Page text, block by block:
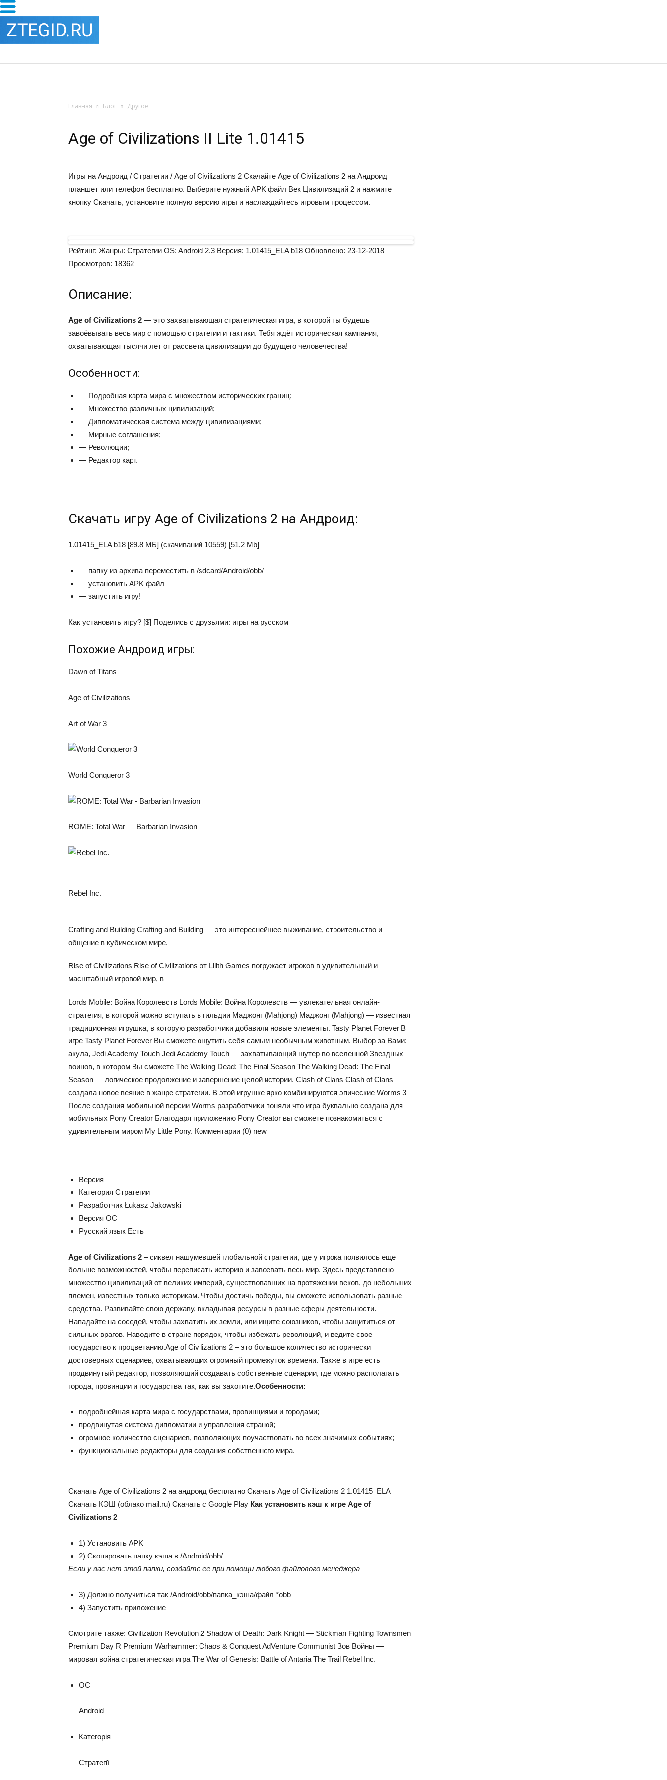
Главная Блог Другое
Age of Civilizations II Lite 1.01415
Игры на Андроид / Стратегии / Age of Civilizations 2 Скачайте Age of Civilizations 2 на Андроид
планшет или телефон бесплатно. Выберите нужный APK файл Век Цивилизаций 2 и нажмите
кнопку Скачать, установите полную версию игры и наслаждайтесь игровым процессом.
Рейтинг: Жанры: Стратегии OS: Android 2.3 Версия: 1.01415_ELA b18 Обновлено: 23-12-2018
Просмотров: 18362
Описание:
Age of Civilizations 2 — это захватывающая стратегическая игра, в которой ты будешь
завоёвывать весь мир с помощью стратегии и тактики. Тебя ждёт историческая кампания,
охватывающая тысячи лет от рассвета цивилизации до будущего человечества!
Особенности:
— Подробная карта мира с множеством исторических границ;
— Множество различных цивилизаций;
— Дипломатическая система между цивилизациями;
— Мирные соглашения;
— Революции;
— Редактор карт.
Скачать игру Age of Civilizations 2 на Андроид:
1.01415_ELA b18 [89.8 МБ] (скачиваний 10559) [51.2 Mb]
— папку из архива переместить в /sdcard/Android/obb/
— установить APK файл
— запустить игру!
Как установить игру? [$] Поделись с друзьями: игры на русском
Похожие Андроид игры:
Dawn of Titans
Age of Civilizations
Art of War 3
World Conqueror 3
ROME: Total War — Barbarian Invasion
Rebel Inc.
Crafting and Building Crafting and Building — это интереснейшее выживание, строительство и
общение в кубическом мире.
Rise of Civilizations Rise of Civilizations от Lilith Games погружает игроков в удивительный и
масштабный игровой мир, в
Lords Mobile: Война Королевств Lords Mobile: Война Королевств — увлекательная онлайн-
стратегия, в которой можно вступать в гильдии Маджонг (Mahjong) Маджонг (Mahjong) — известная
традиционная игрушка, в которую разработчики добавили новые элементы. Tasty Planet Forever В
игре Tasty Planet Forever Вы сможете ощутить себя самым необычным животным. Выбор за Вами:
акула, Jedi Academy Touch Jedi Academy Touch — захватывающий шутер во вселенной Звездных
воинов, в котором Вы сможете The Walking Dead: The Final Season The Walking Dead: The Final
Season — логическое продолжение и завершение целой истории. Clash of Clans Clash of Clans
создала новое веяние в жанре стратегии. В этой игрушке ярко комбинируются эпические Worms 3
После создания мобильной версии Worms разработчики поняли что игра буквально создана для
мобильных Pony Creator Благодаря приложению Pony Creator вы сможете познакомиться с
удивительным миром My Little Pony. Комментарии (0) new
Версия
Категория Стратегии
Разработчик Łukasz Jakowski
Версия ОС
Русский язык Есть
Age of Civilizations 2 – сиквел нашумевшей глобальной стратегии, где у игрока появилось еще
больше возможностей, чтобы переписать историю и завоевать весь мир. Здесь представлено
множество цивилизаций от великих империй, существовавших на протяжении веков, до небольших
племен, известных только историкам. Чтобы достичь победы, вы сможете использовать разные
средства. Развивайте свою державу, вкладывая ресурсы в разные сферы деятельности.
Нападайте на соседей, чтобы захватить их земли, или ищите союзников, чтобы защититься от
сильных врагов. Наводите в стране порядок, чтобы избежать революций, и ведите свое
государство к процветанию.Age of Civilizations 2 – это большое количество исторически
достоверных сценариев, охватывающих огромный промежуток времени. Также в игре есть
продвинутый редактор, позволяющий создавать собственные сценарии, где можно располагать
города, провинции и государства так, как вы захотите.Особенности:
подробнейшая карта мира с государствами, провинциями и городами;
продвинутая система дипломатии и управления страной;
огромное количество сценариев, позволяющих поучаствовать во всех значимых событиях;
функциональные редакторы для создания собственного мира.
Скачать Age of Civilizations 2 на андроид бесплатно Скачать Age of Civilizations 2 1.01415_ELA
Скачать КЭШ (облако mail.ru) Скачать с Google Play Как установить кэш к игре Age of
Civilizations 2
1) Установить APK
2) Скопировать папку кэша в /Android/obb/
Если у вас нет этой папки, создайте ее при помощи любого файлового менеджера
3) Должно получиться так /Android/obb/папка_кэша/файл *obb
4) Запустить приложение
Смотрите также: Civilization Revolution 2 Shadow of Death: Dark Knight — Stickman Fighting Townsmen
Premium Day R Premium Warhammer: Chaos & Conquest AdVenture Communist Зов Войны —
мировая война стратегическая игра The War of Genesis: Battle of Antaria The Trail Rebel Inc.
ОС
Android
Категорія
Стратегії